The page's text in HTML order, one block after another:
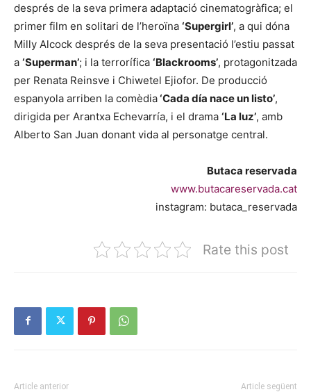
després de la seva primera adaptació cinematogràfica; el
primer film en solitari de l’heroïna ‘Supergirl’, a qui dóna
Milly Alcock després de la seva presentació l’estiu passat
a ‘Superman’; i la terrorífica ‘Blackrooms’, protagonitzada
per Renata Reinsve i Chiwetel Ejiofor. De producció
espanyola arriben la comèdia‘Cada día nace un listo’,
dirigida per Arantxa Echevarría, i el drama ‘La luz’, amb
Alberto San Juan donant vida al personatge central.
Butaca reservada
www.butacareservada.cat
instagram: butaca_reservada
Rate this post
Article anterior Article següent